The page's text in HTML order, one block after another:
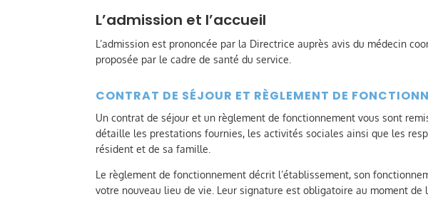
L’admission et l’accueil
L’admission est prononcée par la Directrice auprès avis du médecin
proposée par le cadre de santé du service.
CONTRAT DE SÉJOUR ET RÈGLEMENT DE
Un contrat de séjour et un règlement de fonctionnement vous sont
détaille les prestations fournies, les activités sociales ainsi que les
résident et de sa famille.
Le règlement de fonctionnement décrit l’établissement, son
votre nouveau lieu de vie. Leur signature est obligatoire au moment de